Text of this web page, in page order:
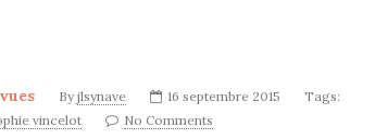
By jlsynave 16 septembre 2015
Tags:
vincelot No Comments